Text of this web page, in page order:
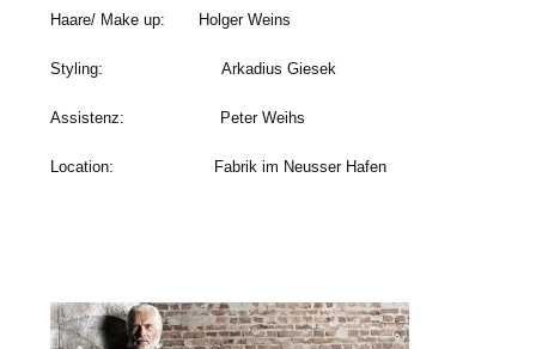
Haare/ Make up: Holger Weins
Styling: Arkadius Giesek
Assistenz: Peter Weihs
Location: Fabrik im Neusser Hafen